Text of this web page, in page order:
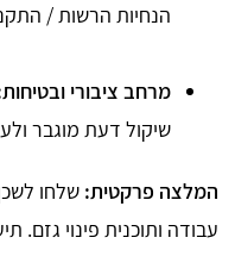
הנחיות הרשות /
מרחב ציבורי
שיקול דעת מוגבר
המלצה פרקטית: שלחו
עבודה ותוכנית פינוי גזם.